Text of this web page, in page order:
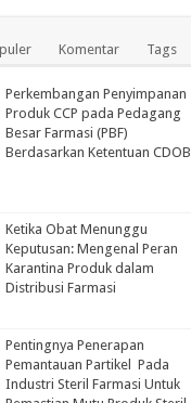
Komentar Tags
Perkembangan Penyimpanan
Produk CCP pada Pedagang
Besar Farmasi (PBF)
Berdasarkan Ketentuan CDOB
Ketika Obat Menunggu
Keputusan: Mengenal Peran
Karantina Produk dalam
Distribusi Farmasi
Pentingnya Penerapan
Pemantauan Partikel Pada
Industri Steril Farmasi Untuk